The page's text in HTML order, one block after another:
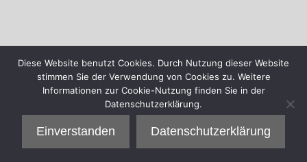
Diese Website benutzt Cookies. Durch Nutzung dieser Website
stimmen Sie der Verwendung von Cookies zu. Weitere
Informationen zur Cookie-Nutzung finden Sie in der
Datenschutzerklärung.
Einverstanden Datenschutzerklärung